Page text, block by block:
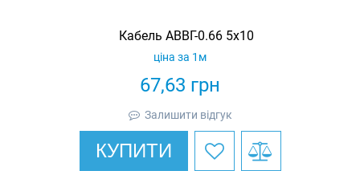
Кабель АВВГ-0.66 5х10
67,63 грн
ціна за 1м
Залишити відгук
КУПИТИ